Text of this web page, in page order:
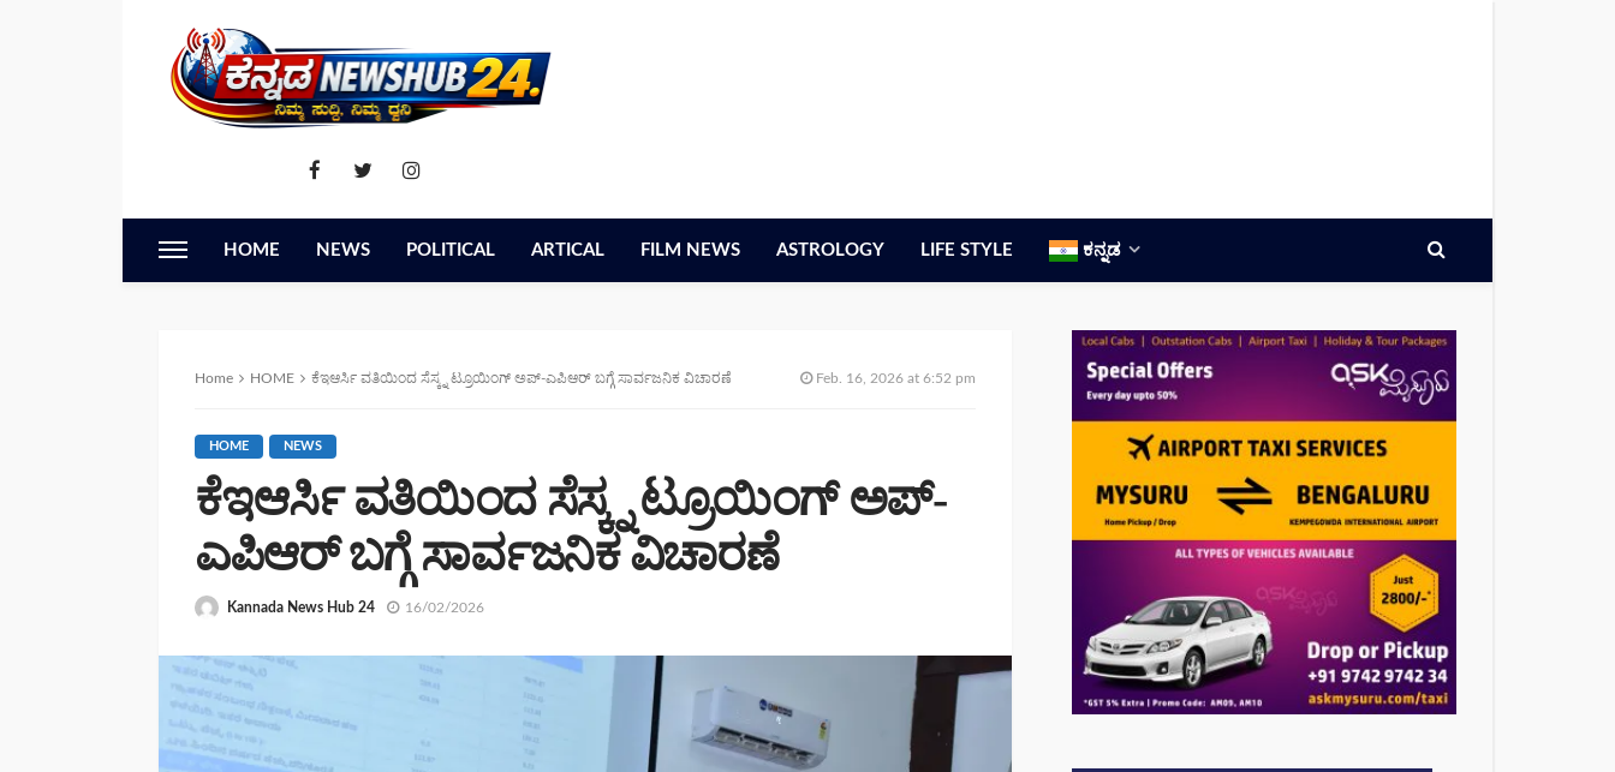
HOME NEWS POLITICAL ARTICAL FILM NEWS ASTROLOGY LIFE STYLE ಕನ್ನಡ
Home HOME ಕೆಇಆರ್ಸಿ ವತಿಯಿಂದ ಸೆಸ್ಕ್ನ ಟ್ರೂಯಿಂಗ್ ಅಪ್-ಎಪಿಆರ್ ಬಗ್ಗೆ ಸಾರ್ವಜನಿಕ ವಿಚಾರಣೆ Feb. 16, 2026 at 6:52 pm
HOME NEWS
ಕೆಇಆರ್ಸಿ ವತಿಯಿಂದ ಸೆಸ್ಕ್ನ ಟ್ರೂಯಿಂಗ್ ಅಪ್-
ಎಪಿಆರ್ ಬಗ್ಗೆ ಸಾರ್ವಜನಿಕ ವಿಚಾರಣೆ
Kannada News Hub 24 16/02/2026